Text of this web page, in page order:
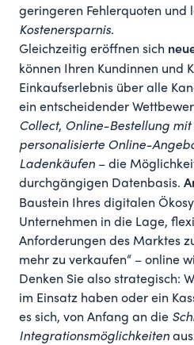
geringeren Fehlerquoten und
Kostenersparnis.
Gleichzeitig eröffnen sich
können Ihren Kundinnen und
Einkaufserlebnis über alle
ein entscheidender
Collect, Online-Bestellung mit
personalisierte Online-
Ladenkäufen – die
durchgängigen Datenbasis.
Baustein Ihres digitalen
Unternehmen in die Lage,
Anforderungen des Marktes
mehr zu verkaufen“ – online
Denken Sie also strategisch:
im Einsatz haben oder ein
es sich, von Anfang an die
Integrationsmöglichkeiten